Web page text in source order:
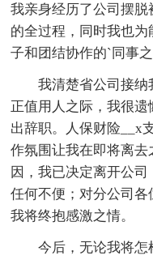
我亲身经历了公司摆
的全过程，同时我也
子和团结协作的`同事
我清楚省公司接纳
正值用人之际，我很
出辞职。人保财险__x
作氛围让我在即将离
因，我已决定离开公
任何不便；对分公司各
我将终抱感激之情。
今后，无论我将